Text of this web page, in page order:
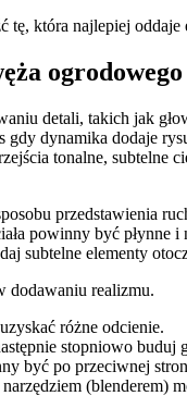
która najlepiej
detali, takich jak
dynamika dodaje
tonalne, subtelne
przedstawienia
powinny być
subtelne elementy
dodawaniu realizmu.
różne odcienie.
stopniowo buduj
być po przeciwnej
(blenderem)